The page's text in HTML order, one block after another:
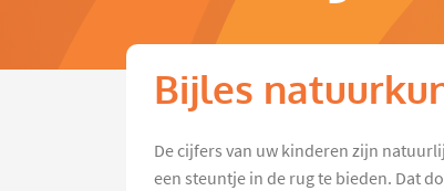
Bijles
De cijfers van uw kinderen zijn
een steuntje in de rug te bieden. Dat